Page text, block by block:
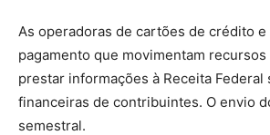
As operadoras de cartões de crédito
pagamento que movimentam
prestar informações à Receita Federal
financeiras de contribuintes. O envio
semestral.